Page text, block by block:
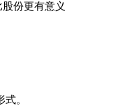
份更有意义
。